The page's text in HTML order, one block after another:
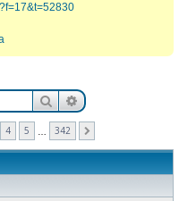
ПоискРасширенный
4 5 342